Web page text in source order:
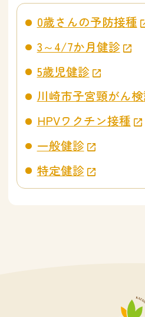
0歳さんの予防接種
3～4/7か月健診
5歳児健診
川崎市子宮頸がん
HPVワクチン接種
一般健診
特定健診